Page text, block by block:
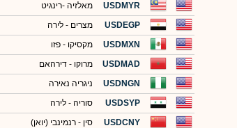
USDMYR
מאלזיה -רינגיט
USDEGP
מצרים - לירה
USDMXN
מקסיקו - פזו
USDMAD
מרוקו - דירהאם
USDNGN
ניגריה נאירה
USDSYP
סוריה - לירה
USDCNY
סין - רנמינבי (יואן)